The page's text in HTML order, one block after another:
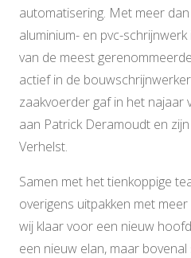
automatisering. Met meer
aluminium- en pvc-
van de meest
actief in de
zaakvoerder gaf in het najaar
aan Patrick Deramoudt en
Verhelst.
Samen met het tienkoppige
overigens uitpakken met
wij klaar voor een nieuw
een nieuw elan, maar